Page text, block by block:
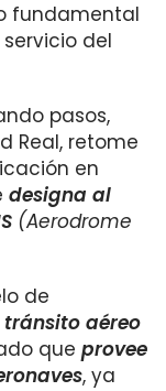
fundamental
del
pasos,
Real, retome
en
designa al
(Aerodrome
de
aéreo
que provee
, ya